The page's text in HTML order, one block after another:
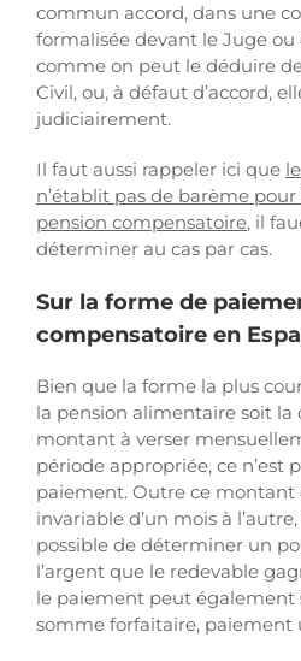
commun accord, dans une
formalisée devant le Juge
comme on peut le déduire
Civil, ou, à défaut d’accord,
judiciairement.
Il faut aussi rappeler ici que
n’établit pas de barème
pension compensatoire, il
déterminer au cas par cas.
Sur la forme de
compensatoire en
Bien que la forme la plus
la pension alimentaire soit la
montant à verser
période appropriée, ce n’est
paiement. Outre ce
invariable d’un mois à
possible de déterminer un
l’argent que le redevable
le paiement peut également
somme forfaitaire, paiement